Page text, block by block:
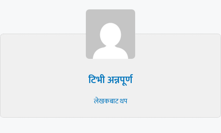
टिभी अन्नपूर्ण
लेखकबाट थप